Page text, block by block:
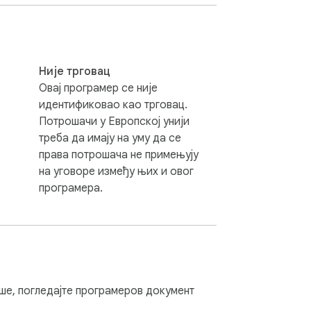
za organizaciju brzi-linkova, ponovnu
ruke — bez tabova, bez skrolovanja,
Није трговац
Овај програмер се није
идентификовао као трговац.
Потрошачи у Европској унији
треба да имају на уму да се
права потрошача не примењују
на уговоре између њих и овог
програмера.
погледајте програмеров документ